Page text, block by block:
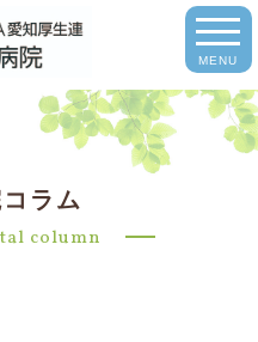
MENU
ラム
column